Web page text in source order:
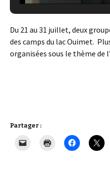
Du 21 au 31 juillet, deux
des camps du lac Ouimet.
organisées sous le thème de
Partager :